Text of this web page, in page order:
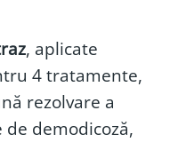
, aplicate
4 tratamente,
rezolvare a
demodicoză,